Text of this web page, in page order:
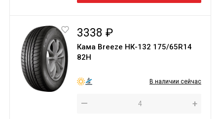
3338 ₽
Кама Breeze НК-132 175/65R14
82H
В наличии сейчас
— +